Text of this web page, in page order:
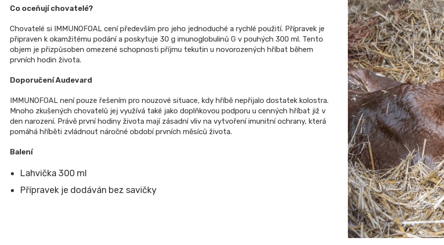
Co oceňují chovatelé?
Chovatelé si IMMUNOFOAL cení především pro jeho jednoduché a rychlé použití. Přípravek je
připraven k okamžitému podání a poskytuje 30 g imunoglobulinů G v pouhých 300 ml. Tento
objem je přizpůsoben omezené schopnosti příjmu tekutin u novorozených hříbat během
prvních hodin života.
Doporučení Audevard
IMMUNOFOAL není pouze řešením pro nouzové situace, kdy hříbě nepřijalo dostatek kolostra.
Mnoho zkušených chovatelů jej využívá také jako doplňkovou podporu u cenných hříbat již v
den narození. Právě první hodiny života mají zásadní vliv na vytvoření imunitní ochrany, která
pomáhá hříběti zvládnout náročné období prvních měsíců života.
Balení
Lahvička 300 ml
Přípravek je dodáván bez savičky